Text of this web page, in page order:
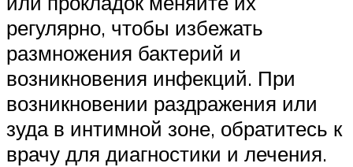
регулярно, чтобы избежать
размножения бактерий и
возникновения инфекций. При
возникновении раздражения или
зуда в интимной зоне, обратитесь к
врачу для диагностики и лечения.